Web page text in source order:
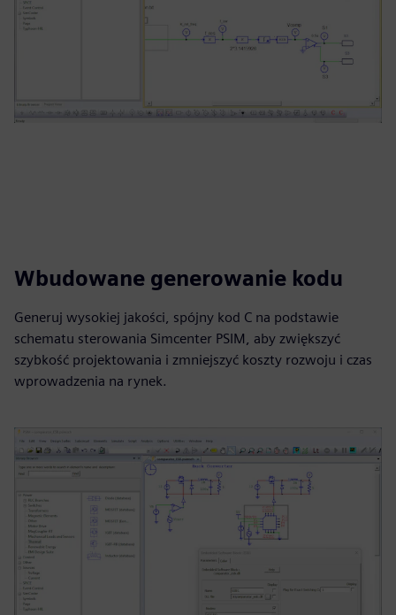
Wbudowane generowanie kodu
Generuj wysokiej jakości, spójny kod C na podstawie
schematu sterowania Simcenter PSIM, aby zwiększyć
szybkość projektowania i zmniejszyć koszty rozwoju i czas
wprowadzenia na rynek.